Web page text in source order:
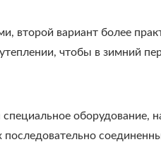
второй вариант более
чтобы в зимний
оборудование,